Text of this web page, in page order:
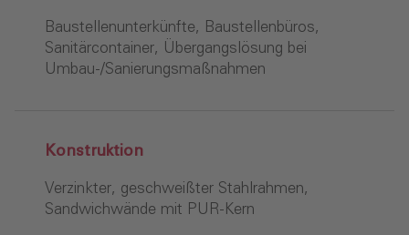
Baustellenunterkünfte, Baustellenbüros,
Sanitärcontainer, Übergangslösung bei
Umbau-/Sanierungsmaßnahmen
Konstruktion
Verzinkter, geschweißter Stahlrahmen,
Sandwichwände mit PUR-Kern